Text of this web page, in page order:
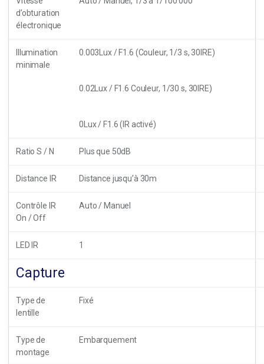
d’obturation
électronique
Illumination
minimale
0.003Lux / F1.6 (Couleur, 1/3 s, 30IRE)
0.02Lux / F1.6 Couleur, 1/30 s, 30IRE)
0Lux / F1.6 (IR activé)
Ratio S / N Plus que 50dB
Distance IR Distance jusqu’à 30m
Contrôle IR
On / Off
Auto / Manuel
LED IR 1
Capture
Type de
lentille
Fixé
Type de
montage
Embarquement